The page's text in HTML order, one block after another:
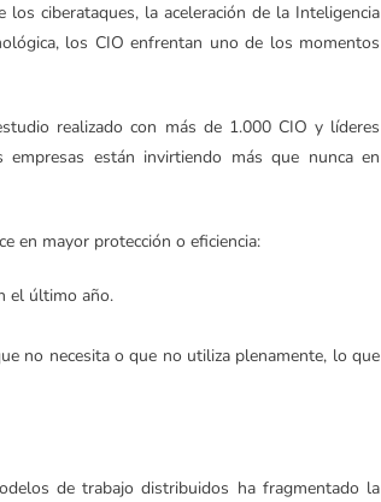
ciberataques, la aceleración de la Inteligencia
los CIO enfrentan uno de los momentos
realizado con más de 1.000 CIO y líderes
están invirtiendo más que nunca en
en mayor protección o eficiencia:
el último año.
no necesita o que no utiliza plenamente, lo que
de trabajo distribuidos ha fragmentado la